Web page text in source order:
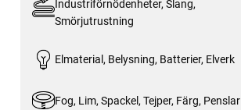
Industriförnödenheter, Slang,
Smörjutrustning
Elmaterial, Belysning, Batterier, Elverk
Fog, Lim, Spackel, Tejper, Färg, Penslar